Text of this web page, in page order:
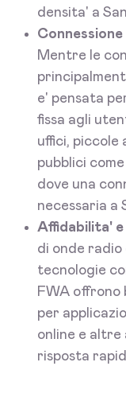
densita' a
Mentre le
e' pensata
fissa agli
uffici, piccole
pubblici
dove una
necessaria a
Affidabilita'
di onde
tecnologie
FWA offrono
per
online e altre
risposta